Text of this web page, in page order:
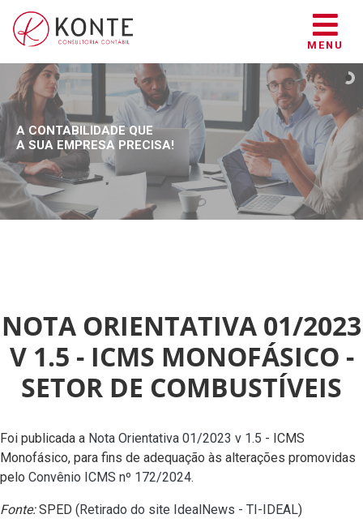
MENU
A CONTABILIDADE QUE
A SUA EMPRESA PRECISA!
NOTA ORIENTATIVA 01/2023
V 1.5 - ICMS MONOFÁSICO -
SETOR DE COMBUSTÍVEIS
Foi publicada a Nota Orientativa 01/2023 v 1.5 - ICMS
Monofásico, para fins de adequação às alterações promovidas
pelo Convênio ICMS nº 172/2024.
Fonte:SPED (Retirado do site IdealNews - TI-IDEAL)